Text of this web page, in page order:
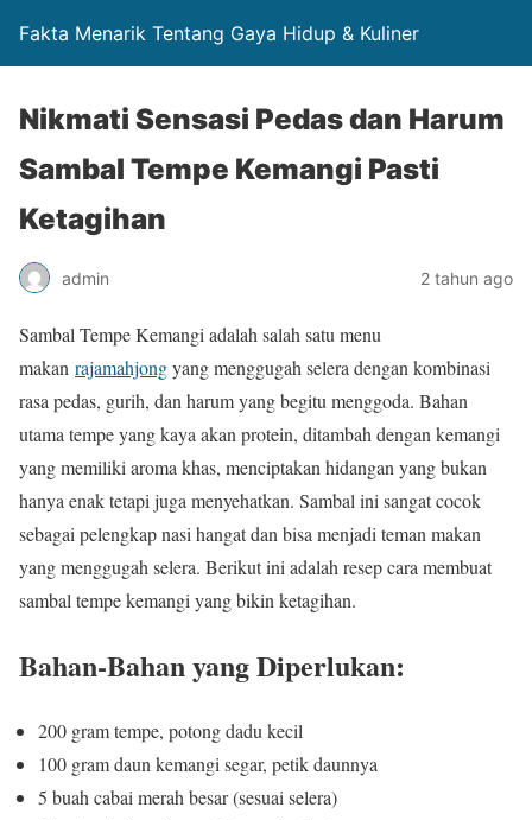
Fakta Menarik Tentang Gaya Hidup & Kuliner
Nikmati Sensasi Pedas dan Harum
Sambal Tempe Kemangi Pasti
Ketagihan
admin 2 tahun ago
Sambal Tempe Kemangi adalah salah satu menu
makan rajamahjongyang menggugah selera dengan kombinasi
rasa pedas, gurih, dan harum yang begitu menggoda. Bahan
utama tempe yang kaya akan protein, ditambah dengan kemangi
yang memiliki aroma khas, menciptakan hidangan yang bukan
hanya enak tetapi juga menyehatkan. Sambal ini sangat cocok
sebagai pelengkap nasi hangat dan bisa menjadi teman makan
yang menggugah selera. Berikut ini adalah resep cara membuat
sambal tempe kemangi yang bikin ketagihan.
Bahan-Bahan yang Diperlukan:
200 gram tempe, potong dadu kecil
100 gram daun kemangi segar, petik daunnya
5 buah cabai merah besar (sesuai selera)